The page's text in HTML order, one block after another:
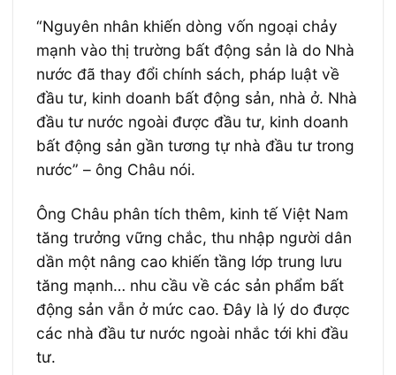
“Nguyên nhân khiến dòng vốn ngoại chảy
mạnh vào thị trường bất động sản là do Nhà
nước đã thay đổi chính sách, pháp luật về
đầu tư, kinh doanh bất động sản, nhà ở. Nhà
đầu tư nước ngoài được đầu tư, kinh doanh
bất động sản gần tương tự nhà đầu tư trong
nước” – ông Châu nói.
Ông Châu phân tích thêm, kinh tế Việt Nam
tăng trưởng vững chắc, thu nhập người dân
dần một nâng cao khiến tầng lớp trung lưu
tăng mạnh… nhu cầu về các sản phẩm bất
động sản vẫn ở mức cao. Đây là lý do được
các nhà đầu tư nước ngoài nhắc tới khi đầu
tư.